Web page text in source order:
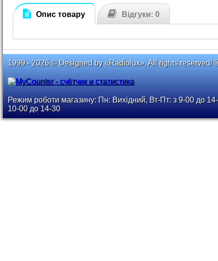
Опис товару Відгуки: 0
1999 - 2026 © Designed by «Radiolux». All rights reserved!
Режим роботи магазину: Пн: Вихідний, Вт-Пт: з 9-00 до
10-00 до 14-30